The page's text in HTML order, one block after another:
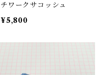
チワークサコッシュ
¥5,800